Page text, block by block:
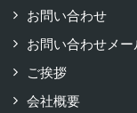
お問い合わせ
お問い合わせメ
ご挨拶
会社概要